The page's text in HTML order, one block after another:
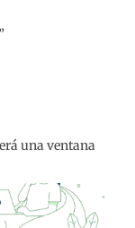
una ventana